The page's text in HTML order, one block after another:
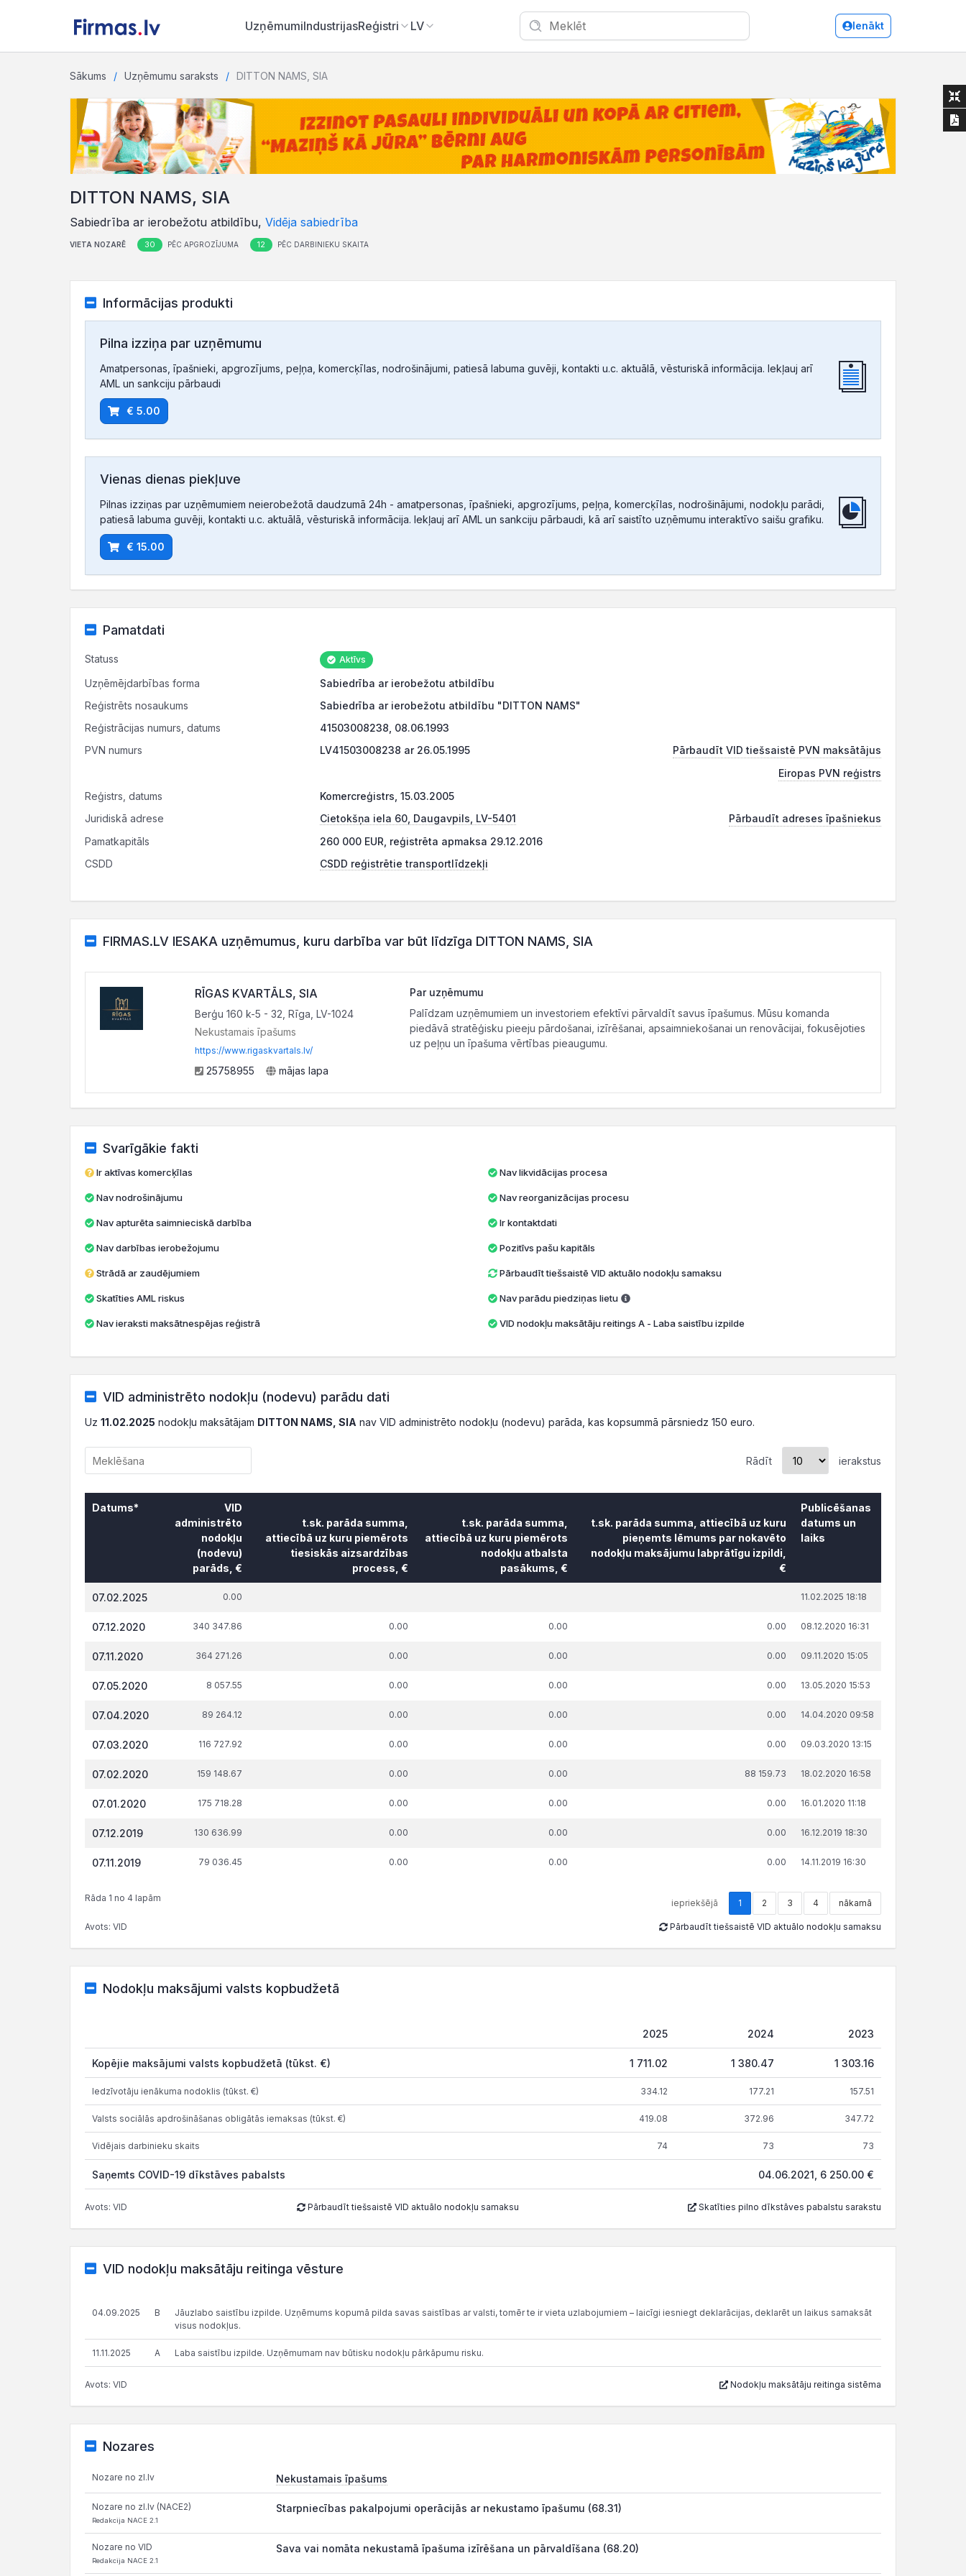
UzņēmumiIndustrijasReģistri LV Ienākt
Sākums Uzņēmumu saraksts DITTON NAMS, SIA
DITTON NAMS, SIA
Sabiedrība ar ierobežotu atbildību, Vidēja sabiedrība
VIETA NOZARĒ 30 PĒC APGROZĪJUMA 12 PĒC DARBINIEKU SKAITA
Informācijas produkti
Pilna izziņa par uzņēmumu
Amatpersonas, īpašnieki, apgrozījums, peļņa, komercķīlas, nodrošinājumi, patiesā labuma guvēji, kontakti u.c. aktuālā, vēsturiskā informācija. Iekļauj arī
AML un sankciju pārbaudi
€ 5.00
Vienas dienas piekļuve
Pilnas izziņas par uzņēmumiem neierobežotā daudzumā 24h - amatpersonas, īpašnieki, apgrozījums, peļņa, komercķīlas, nodrošinājumi, nodokļu parādi,
patiesā labuma guvēji, kontakti u.c. aktuālā, vēsturiskā informācija. Iekļauj arī AML un sankciju pārbaudi, kā arī saistīto uzņēmumu interaktīvo saišu grafiku.
€ 15.00
Pamatdati
Statuss Aktīvs
Uzņēmējdarbības forma
Sabiedrība ar ierobežotu atbildību
Reģistrēts nosaukums
Sabiedrība ar ierobežotu atbildību "DITTON NAMS"
Reģistrācijas numurs, datums
41503008238, 08.06.1993
PVN numurs
LV41503008238 ar 26.05.1995
Pārbaudīt VID tiešsaistē PVN maksātājus
Eiropas PVN reģistrs
Reģistrs, datums
Komercreģistrs, 15.03.2005
Juridiskā adrese
Cietokšņa iela 60, Daugavpils, LV-5401
Pārbaudīt adreses īpašniekus
Pamatkapitāls
260 000 EUR, reģistrēta apmaksa 29.12.2016
CSDD
CSDD reģistrētie transportlīdzekļi
FIRMAS.LV IESAKA uzņēmumus, kuru darbība var būt līdzīga DITTON NAMS, SIA
RĪGAS KVARTĀLS, SIA
Berģu 160 k-5 - 32, Rīga, LV-1024
Nekustamais īpašums
https://www.rigaskvartals.lv/
25758955 mājas lapa
Par uzņēmumu
Palīdzam uzņēmumiem un investoriem efektīvi pārvaldīt savus īpašumus. Mūsu komanda
piedāvā stratēģisku pieeju pārdošanai, izīrēšanai, apsaimniekošanai un renovācijai, fokusējoties
uz peļņu un īpašuma vērtības pieaugumu.
Svarīgākie fakti
Ir aktīvas komercķīlas
Nav nodrošinājumu
Nav apturēta saimnieciskā darbība
Nav darbības ierobežojumu
Strādā ar zaudējumiem
Skatīties AML riskus
Nav ieraksti maksātnespējas reģistrā
Nav likvidācijas procesa
Nav reorganizācijas procesu
Ir kontaktdati
Pozitīvs pašu kapitāls
Pārbaudīt tiešsaistē VID aktuālo nodokļu samaksu
Nav parādu piedziņas lietu
VID nodokļu maksātāju reitings A - Laba saistību izpilde
VID administrēto nodokļu (nodevu) parādu dati
Uz 11.02.2025 nodokļu maksātājam DITTON NAMS, SIA nav VID administrēto nodokļu (nodevu) parāda, kas kopsummā pārsniedz 150 euro.
Rādīt ierakstus
Datums*
VID
administrēto
nodokļu
(nodevu)
parāds, €
t.sk. parāda summa,
attiecībā uz kuru piemērots
tiesiskās aizsardzības
process, €
t.sk. parāda summa,
attiecībā uz kuru piemērots
nodokļu atbalsta
pasākums, €
t.sk. parāda summa, attiecībā uz kuru
pieņemts lēmums par nokavēto
nodokļu maksājumu labprātīgu izpildi,
€
Publicēšanas
datums un
laiks
nodokļu
parāds, €
tiesiskās aizsardzības
nodokļu atbalsta
nodokļu maksājumu labprātīgu izpildi,
laiks
07.02.2025 0.00 11.02.2025 18:18
07.12.2020 340 347.86 0.00 0.00 0.00 08.12.2020 16:31
07.11.2020 364 271.26 0.00 0.00 0.00 09.11.2020 15:05
07.05.2020 8 057.55 0.00 0.00 0.00 13.05.2020 15:53
07.04.2020 89 264.12 0.00 0.00 0.00 14.04.2020 09:58
07.03.2020 116 727.92 0.00 0.00 0.00 09.03.2020 13:15
07.02.2020 159 148.67 0.00 0.00 88 159.73 18.02.2020 16:58
07.01.2020 175 718.28 0.00 0.00 0.00 16.01.2020 11:18
07.12.2019 130 636.99 0.00 0.00 0.00 16.12.2019 18:30
07.11.2019 79 036.45 0.00 0.00 0.00 14.11.2019 16:30
Rāda 1 no 4 lapām iepriekšējā 1 2 3 4 nākamā
Avots: VID Pārbaudīt tiešsaistē VID aktuālo nodokļu samaksu
Nodokļu maksājumi valsts kopbudžetā
2025 2024 2023
Kopējie maksājumi valsts kopbudžetā (tūkst. €) 1 711.02 1 380.47 1 303.16
Iedzīvotāju ienākuma nodoklis (tūkst. €) 334.12 177.21 157.51
Valsts sociālās apdrošināšanas obligātās iemaksas (tūkst. €) 419.08 372.96 347.72
Vidējais darbinieku skaits 74 73 73
Saņemts COVID-19 dīkstāves pabalsts 04.06.2021, 6 250.00 €
Avots: VID Pārbaudīt tiešsaistē VID aktuālo nodokļu samaksu Skatīties pilno dīkstāves pabalstu sarakstu
VID nodokļu maksātāju reitinga vēsture
04.09.2025 B
Jāuzlabo saistību izpilde. Uzņēmums kopumā pilda savas saistības ar valsti, tomēr te ir vieta uzlabojumiem – laicīgi iesniegt deklarācijas, deklarēt un laikus samaksāt
visus nodokļus.
11.11.2025 A Laba saistību izpilde. Uzņēmumam nav būtisku nodokļu pārkāpumu risku.
Avots: VID Nodokļu maksātāju reitinga sistēma
Nozares
Nozare no zl.lv Nekustamais īpašums
Nozare no zl.lv (NACE2)
Redakcija NACE 2.1
Starpniecības pakalpojumi operācijās ar nekustamo īpašumu (68.31)
Nozare no VID
Redakcija NACE 2.1
Sava vai nomāta nekustamā īpašuma izīrēšana un pārvaldīšana (68.20)